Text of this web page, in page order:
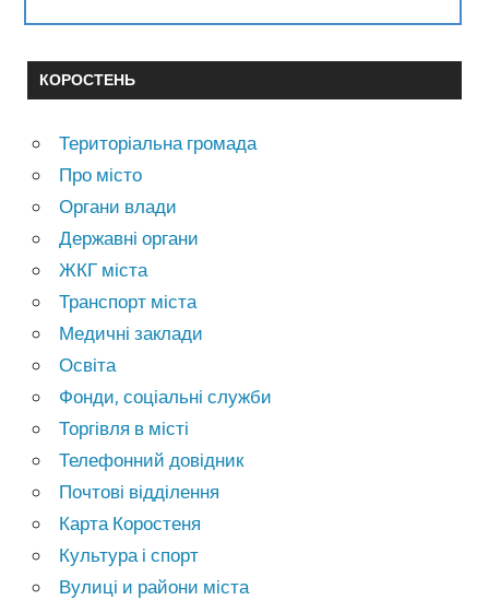
КОРОСТЕНЬ
Територіальна громада
Про місто
Органи влади
Державні органи
ЖКГ міста
Транспорт міста
Медичні заклади
Освіта
Фонди, соціальні служби
Торгівля в місті
Телефонний довідник
Почтові відділення
Карта Коростеня
Культура і спорт
Вулиці и райони міста